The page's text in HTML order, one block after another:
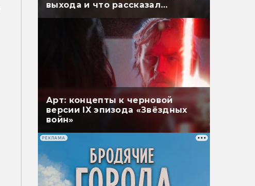
выхода и что рассказал
Арт: концепты к черновой
версии IX эпизода «Звёздных
войн»
РЕКЛАМА